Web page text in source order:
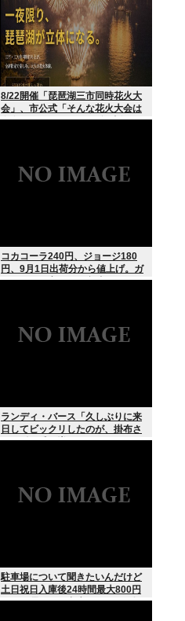
8/22開催「琵琶湖三市同時花火大
会」、市公式「そんな花火大会は
存在しない」→ SNS阿鼻叫喚
コカコーラ240円、ジョージ180
円、9月1日出荷分から値上げ。ガ
ソリンより高いとか意味不明すぎ
ランディ・バース「久しぶりに来
日してビックリしたのが、掛布さ
んの髪の毛が増えていた。岡田さ
駐車場について聞きたいんだけど
土日祝日入庫後24時間最大800円
って日曜いれて出庫日が平日の場